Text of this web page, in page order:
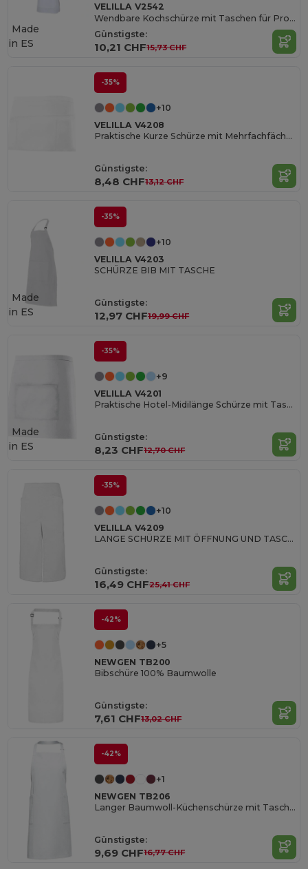
VELILLA V2542
Wendbare Kochschürze mit Taschen für Profis
Günstigste:
10,21 CHF15,73 CHF
Made
in ES
-35%
+10
VELILLA V4208
Praktische Kurze Schürze mit Mehrfachfächern
Günstigste:
8,48 CHF13,12 CHF
-35%
+10
VELILLA V4203
SCHÜRZE BIB MIT TASCHE
Günstigste:
12,97 CHF19,99 CHF
Made
in ES
-35%
+9
VELILLA V4201
Praktische Hotel-Midilänge Schürze mit Tasche
Günstigste:
8,23 CHF12,70 CHF
Made
in ES
-35%
+10
VELILLA V4209
LANGE SCHÜRZE MIT ÖFFNUNG UND TASCHEN
Günstigste:
16,49 CHF25,41 CHF
-42%
+5
NEWGEN TB200
Bibschüre 100% Baumwolle
Günstigste:
7,61 CHF13,02 CHF
-42%
+1
NEWGEN TB206
Langer Baumwoll-Küchenschürze mit Taschen
Günstigste:
9,69 CHF16,77 CHF